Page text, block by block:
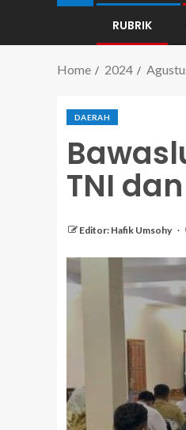
RUBRIK
Home 2024
DAERAH
TNI
Editor: Hafik Umsohy